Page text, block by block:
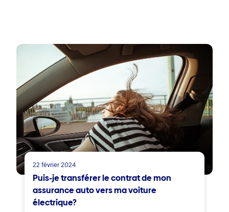
22 février 2024
Puis-je transférer le contrat de mon
assurance auto vers ma voiture
électrique?